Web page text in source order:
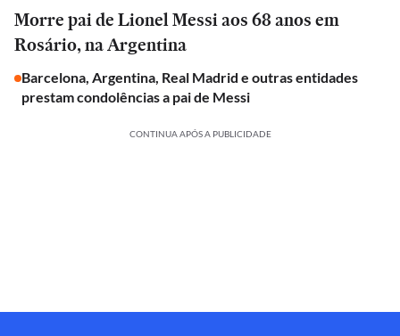
Morre pai de Lionel Messi aos 68 anos em
Rosário, na Argentina
Barcelona, Argentina, Real Madrid e outras entidades
prestam condolências a pai de Messi
CONTINUA APÓS A PUBLICIDADE